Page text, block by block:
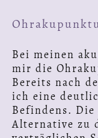
Bei meinen
mir die
Bereits nach
ich eine
Befindens.
Alternative zu